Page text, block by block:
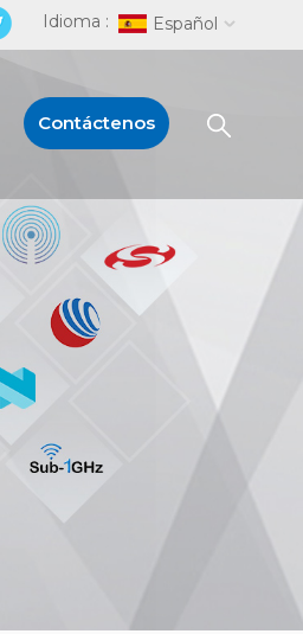
Idioma : Español
Contáctenos